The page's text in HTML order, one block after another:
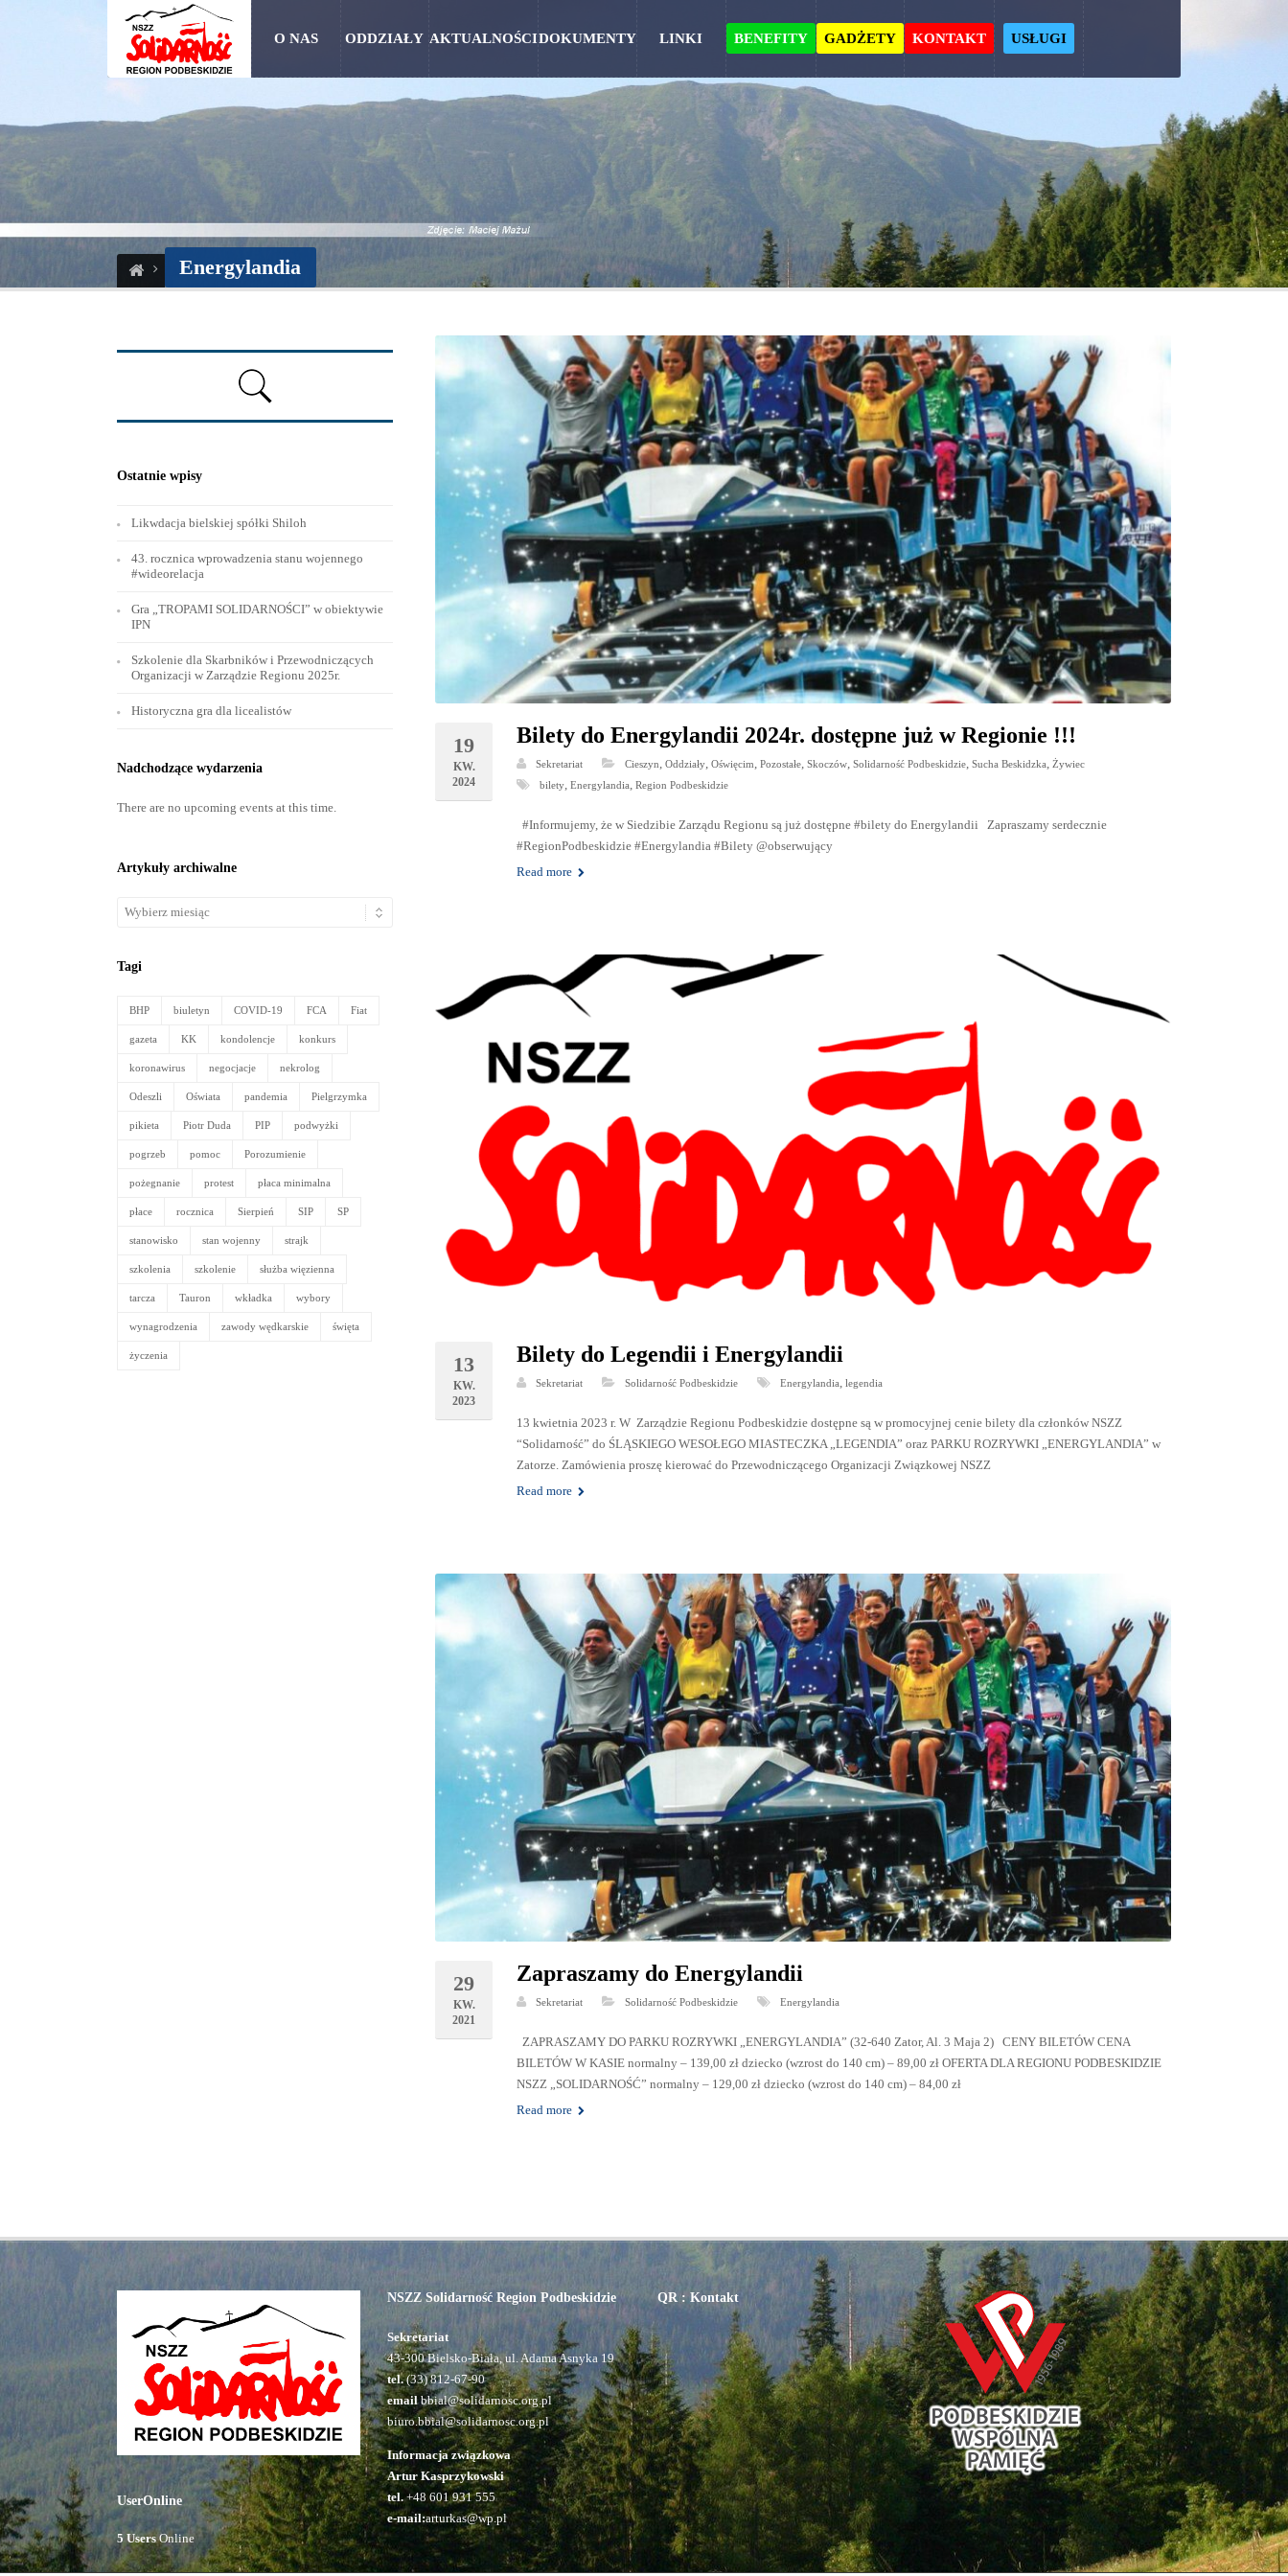
O NAS ODDZIAŁY AKTUALNOŚCIDOKUMENTY LINKI BENEFITY GADŻETY KONTAKT USŁUGI
Energylandia
19
KW.
2024
Bilety do Energylandii 2024r. dostępne już w Regionie !!!
Sekretariat Cieszyn ,Oddziały ,Oświęcim ,Pozostałe ,Skoczów ,Solidarność Podbeskidzie ,Sucha Beskidzka
Żywiec
bilety ,Energylandia ,Region Podbeskidzie
#Informujemy, że w Siedzibie Zarządu Regionu są już dostępne #bilety do Energylandii Zapraszamy serdecznie
#RegionPodbeskidzie #Energylandia #Bilety @obserwujący
Read more
13
KW.
2023
Bilety do Legendii i Energylandii
Sekretariat Solidarność Podbeskidzie Energylandia ,legendia
13 kwietnia 2023 r. W Zarządzie Regionu Podbeskidzie dostępne są w promocyjnej cenie bilety dla członków NSZZ
“Solidarność” do ŚLĄSKIEGO WESOŁEGO MIASTECZKA „LEGENDIA” oraz PARKU ROZRYWKI „ENERGYLANDIA” w
Zatorze. Zamówienia proszę kierować do Przewodniczącego Organizacji Związkowej NSZZ
Read more
29
KW.
2021
Zapraszamy do Energylandii
Sekretariat Solidarność Podbeskidzie Energylandia
ZAPRASZAMY DO PARKU ROZRYWKI „ENERGYLANDIA” (32-640 Zator, Al. 3 Maja 2) CENY BILETÓW CENA
BILETÓW W KASIE normalny – 139,00 zł dziecko (wzrost do 140 cm) – 89,00 zł OFERTA DLA REGIONU PODBESKIDZIE
NSZZ „SOLIDARNOŚĆ” normalny – 129,00 zł dziecko (wzrost do 140 cm) – 84,00 zł
Read more
Ostatnie wpisy
Likwdacja bielskiej spółki Shiloh
43. rocznica wprowadzenia stanu wojennego
#wideorelacja
Gra „TROPAMI SOLIDARNOŚCI” w obiektywie
IPN
Szkolenie dla Skarbników i Przewodniczących
Organizacji w Zarządzie Regionu 2025r.
Historyczna gra dla licealistów
Nadchodzące wydarzenia
There are no upcoming events at this time.
Artykuły archiwalne
Artykuły
Tagi
BHP biuletyn COVID-19 FCA Fiat
gazeta KK kondolencje konkurs
koronawirus negocjacje nekrolog
Odeszli Oświata pandemia Pielgrzymka
pikieta Piotr Duda PIP podwyżki
pogrzeb pomoc Porozumienie
pożegnanie protest płaca minimalna
płace rocznica Sierpień SIP SP
stanowisko stan wojenny strajk
szkolenia szkolenie służba więzienna
tarcza Tauron wkładka wybory
wynagrodzenia zawody wędkarskie święta
życzenia
UserOnline
5 UsersOnline
NSZZ Solidarność Region Podbeskidzie
Sekretariat
43-300 Bielsko-Biała, ul. Adama Asnyka 19
tel.(33) 812-67-90
emailbbial@solidarnosc.org.pl
biuro.bbial@solidarnosc.org.pl
Informacja związkowa
Artur Kasprzykowski
tel.+48 601 931 555
e-mail:arturkas@wp.pl
QR : Kontakt